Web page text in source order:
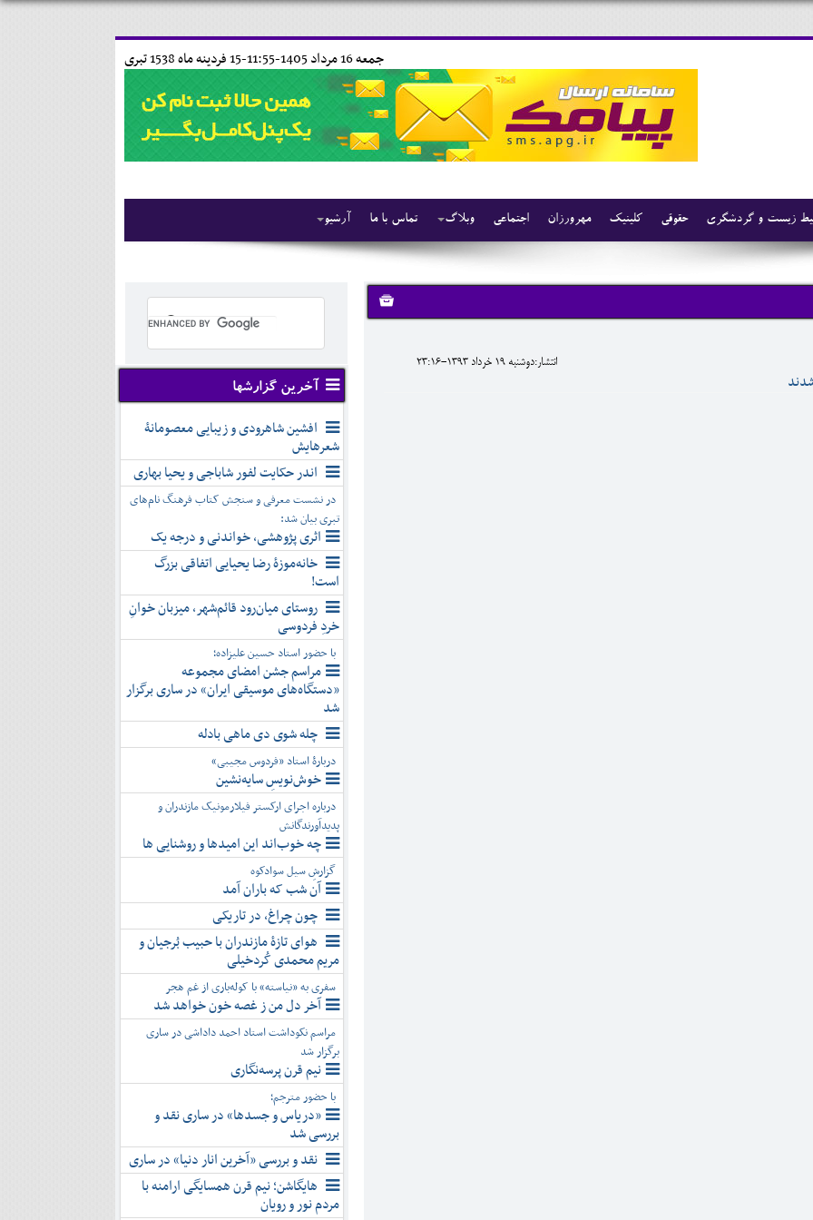
15 فردينه ماه 1538 تبری جمعه 16 مرداد 1405-11:55-
آرشیو تماس با ما وبلاگ اجتماعی مهرورزان کلینیک حقوقی زیست و گردشگری
انتشار:دوشنبه 19 خرداد 1393-23:16
آخرین گزارشها
افشین شاهرودی و زیبایی معصومانۀ
شعرهایش
اندر حکایت لفور شاباجی و یحیا بهاری
در نشست معرفی و سنجش کتاب فرهنگ نام‌های
تبری بیان شد:
اثری پژوهشی، خواندنی و درجه یک
خانه‌موزۀ رضا یحیایی اتفاقی بزرگ
است!
روستای میان‌رود قائم‌شهر، میزبان خوانِ
خردِ فردوسی
با حضور استاد حسین علیزاده؛
مراسم جشن امضای مجموعه
«دستگاه‌های موسیقی ایران» در ساری برگزار
شد
چله شوی دی ماهی بادله
دربارۀ استاد «فردوس مجیبی»
خوش‌نویسِ سایه‌نشین
درباره اجرای ارکستر فیلارمونیک مازندران و
پدیدآورندگانش
چه خوب‌اند این امیدها و روشنایی ها
گزارشِ سیل سوادکوه
آن شب که باران آمد
چون چراغ، در تاریکی
هوای تازۀ مازندران با حبیب بُرجیان و
مریم محمدی کُردخیلی
سفری به «نیاسته» با کوله‌باری از غم هجر
آخر دل من ز غصه خون خواهد شد
مراسم نکوداشت استاد احمد داداشی در ساری
برگزار شد
نیم قرن پرسه‌نگاری
با حضور مترجم؛
«دریاس و جسدها» در ساری نقد و
بررسی شد
نقد و بررسی «آخرین انار دنیا» در ساری
هایگاشن؛ نیم قرن همسایگی ارامنه با
مردم نور و رویان